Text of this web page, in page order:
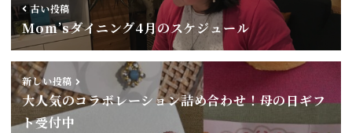
古い投稿
Mom’sダイニング4月のスケジュール
新しい投稿
大人気のコラボレーション詰め合わせ！母の日ギフ
ト受付中